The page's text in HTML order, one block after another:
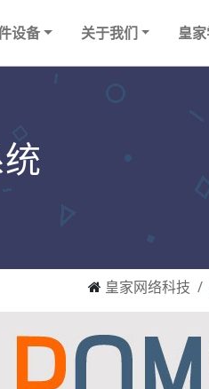
设备 关于我们 皇
皇家网络科技